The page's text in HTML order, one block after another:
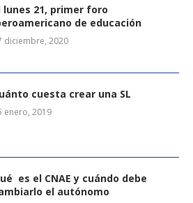
lunes 21, primer foro
de educación
diciembre, 2020
cuesta crear una SL
enero, 2019
es el CNAE y cuándo debe
el autónomo